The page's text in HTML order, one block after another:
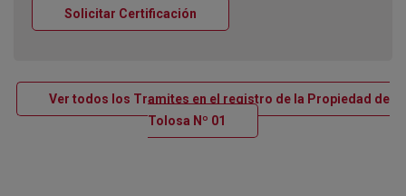
Solicitar Certificación
Ver todos los Tramites en el registro de la Propiedad de
Tolosa Nº 01
Ventana nueva